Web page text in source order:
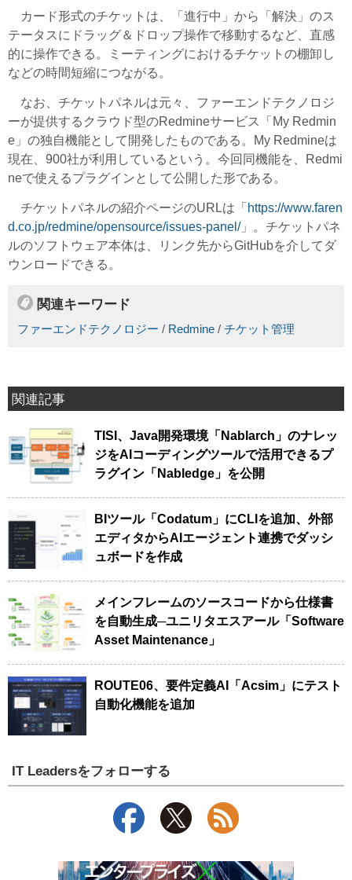
カード形式のチケットは、「進行中」から「解決」のス
テータスにドラッグ＆ドロップ操作で移動するなど、直感
的に操作できる。ミーティングにおけるチケットの棚卸し
などの時間短縮につながる。
なお、チケットパネルは元々、ファーエンドテクノロジ
ーが提供するクラウド型のRedmineサービス「My Redmin
e」の独自機能として開発したものである。My Redmineは
現在、900社が利用しているという。今回同機能を、Redmi
neで使えるプラグインとして公開した形である。
チケットパネルの紹介ページのURLは「 https://www.faren
d.co.jp/redmine/opensource/issues-panel/」。チケットパネ
ルのソフトウェア本体は、リンク先からGitHubを介してダ
ウンロードできる。
関連キーワード
ファーエンドテクノロジー / Redmine / チケット管理
関連記事
TISI、Java開発環境「Nablarch」のナレッ
ジをAIコーディングツールで活用できるプ
ラグイン「Nabledge」を公開
BIツール「Codatum」にCLIを追加、外部
エディタからAIエージェント連携でダッシ
ュボードを作成
メインフレームのソースコードから仕様書
を自動生成─ユニリタエスアール「Software
Asset Maintenance」
ROUTE06、要件定義AI「Acsim」にテスト
自動化機能を追加
IT Leadersをフォローする